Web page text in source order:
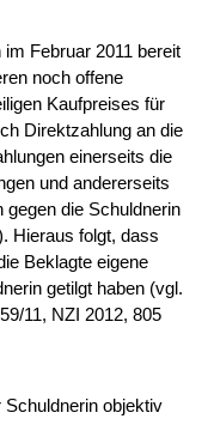
Februar 2011 bereit
noch offene
Kaufpreises für
Direktzahlung an die
einerseits die
und andererseits
gegen die Schuldnerin
Hieraus folgt, dass
Beklagte eigene
getilgt haben (vgl.
11, NZI 2012, 805
Schuldnerin objektiv